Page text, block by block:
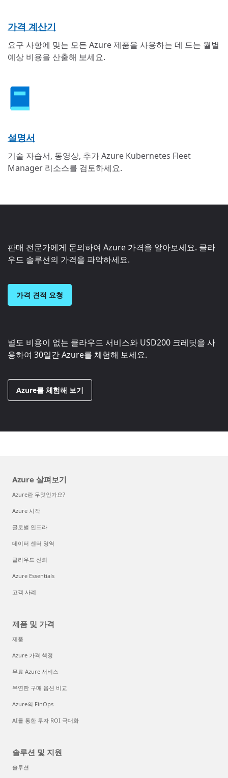
가격 계산기
요구 사항에 맞는 모든 Azure 제품을 사용하는 데 드는 월별
예상 비용을 산출해 보세요.
설명서
기술 자습서, 동영상, 추가 Azure Kubernetes Fleet
Manager 리소스를 검토하세요.
판매 전문가에게 문의하여 Azure 가격을 알아보세요. 클라
우드 솔루션의 가격을 파악하세요.
가격 견적 요청
별도 비용이 없는 클라우드 서비스와 USD200 크레딧을 사
용하여 30일간 Azure를 체험해 보세요.
Azure를 체험해 보기
Azure 살펴보기
Azure란 무엇인가요?
Azure 시작
글로벌 인프라
데이터 센터 영역
클라우드 신뢰
Azure Essentials
고객 사례
제품 및 가격
제품
Azure 가격 책정
무료 Azure 서비스
유연한 구매 옵션 비교
Azure의 FinOps
AI를 통한 투자 ROI 극대화
솔루션 및 지원
솔루션